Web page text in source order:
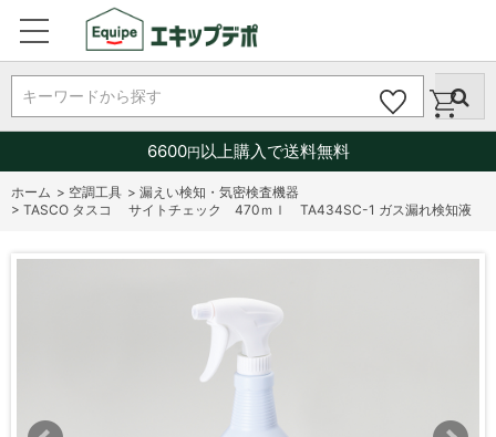
キーワードから探す
6600円以上購入で送料無料
ホーム > 空調工具 > 漏えい検知・気密検査機器
> TASCO タスコ サイトチェック 470ｍｌ TA434SC-1 ガス漏れ検知液